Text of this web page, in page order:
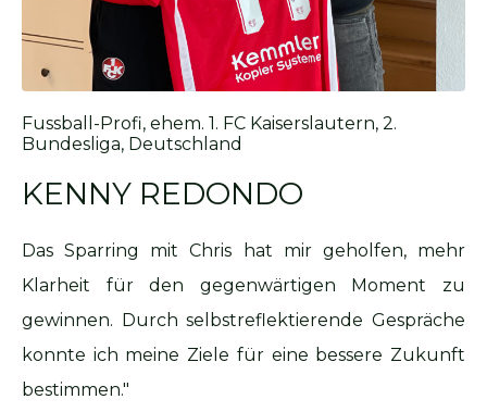
Fussball-Profi, ehem. 1. FC Kaiserslautern, 2.
Bundesliga, Deutschland
KENNY REDONDO
Das Sparring mit Chris hat mir geholfen, mehr
Klarheit für den gegenwärtigen Moment zu
gewinnen. Durch selbstreflektierende Gespräche
konnte ich meine Ziele für eine bessere Zukunft
bestimmen."